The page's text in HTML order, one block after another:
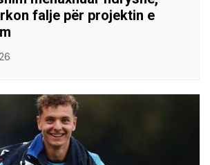
falje për projektin e